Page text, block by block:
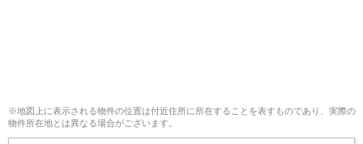
※地図上に表示される物件の位置は付近住所に所在することを表すものであり、実際の
物件所在地とは異なる場合がございます。